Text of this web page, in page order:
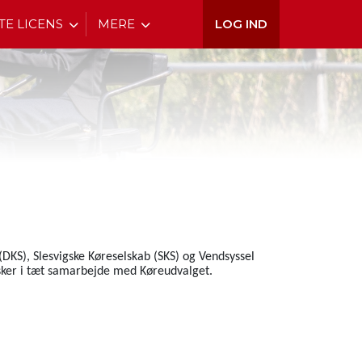
LICENS MERE LOG IND
Slesvigske Køreselskab (SKS) og Vendsyssel
i tæt samarbejde med Køreudvalget.